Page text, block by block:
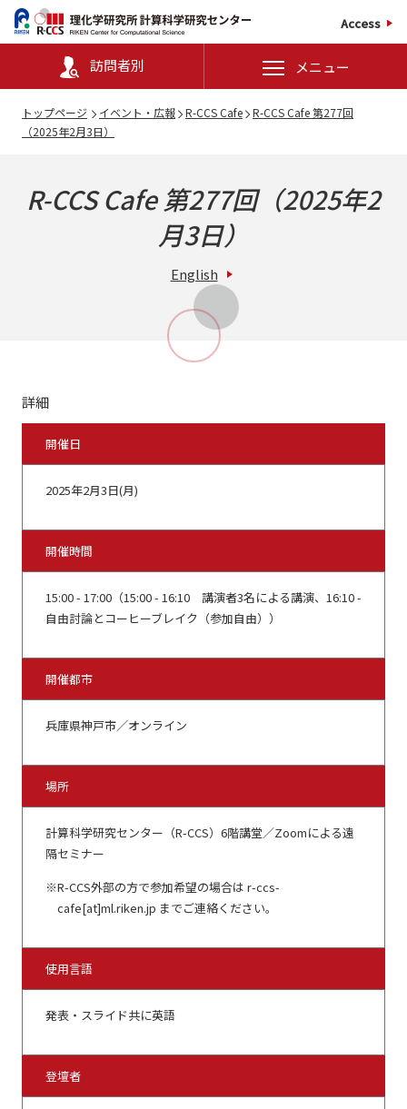
Access
訪問者別 メニュー
トップページ イベント・広報 R-CCS Cafe
R-CCS Cafe 第277回
（2025年2月3日）
R-CCS Cafe 第277回（2025年2
月3日）
English
詳細
開催日
2025年2月3日(月)
開催時間
15:00 - 17:00（15:00 - 16:10 講演者3名による講演、16:10 -
自由討論とコーヒーブレイク（参加自由））
開催都市
兵庫県神戸市／オンライン
場所
計算科学研究センター（R-CCS）6階講堂／Zoomによる遠
隔セミナー
R-CCS外部の方で参加希望の場合は r-ccs-
cafe[at]ml.riken.jp までご連絡ください。
使用言語
発表・スライド共に英語
登壇者